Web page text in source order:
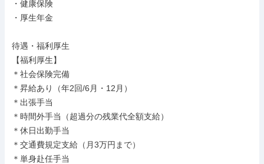
・健康保険
・厚生年金
待遇・福利厚生
【福利厚生】
＊社会保険完備
＊昇給あり（年2回/6月・12月）
＊出張手当
＊時間外手当（超過分の残業代全額支給）
＊休日出勤手当
＊交通費規定支給（月3万円まで）
＊単身赴任手当